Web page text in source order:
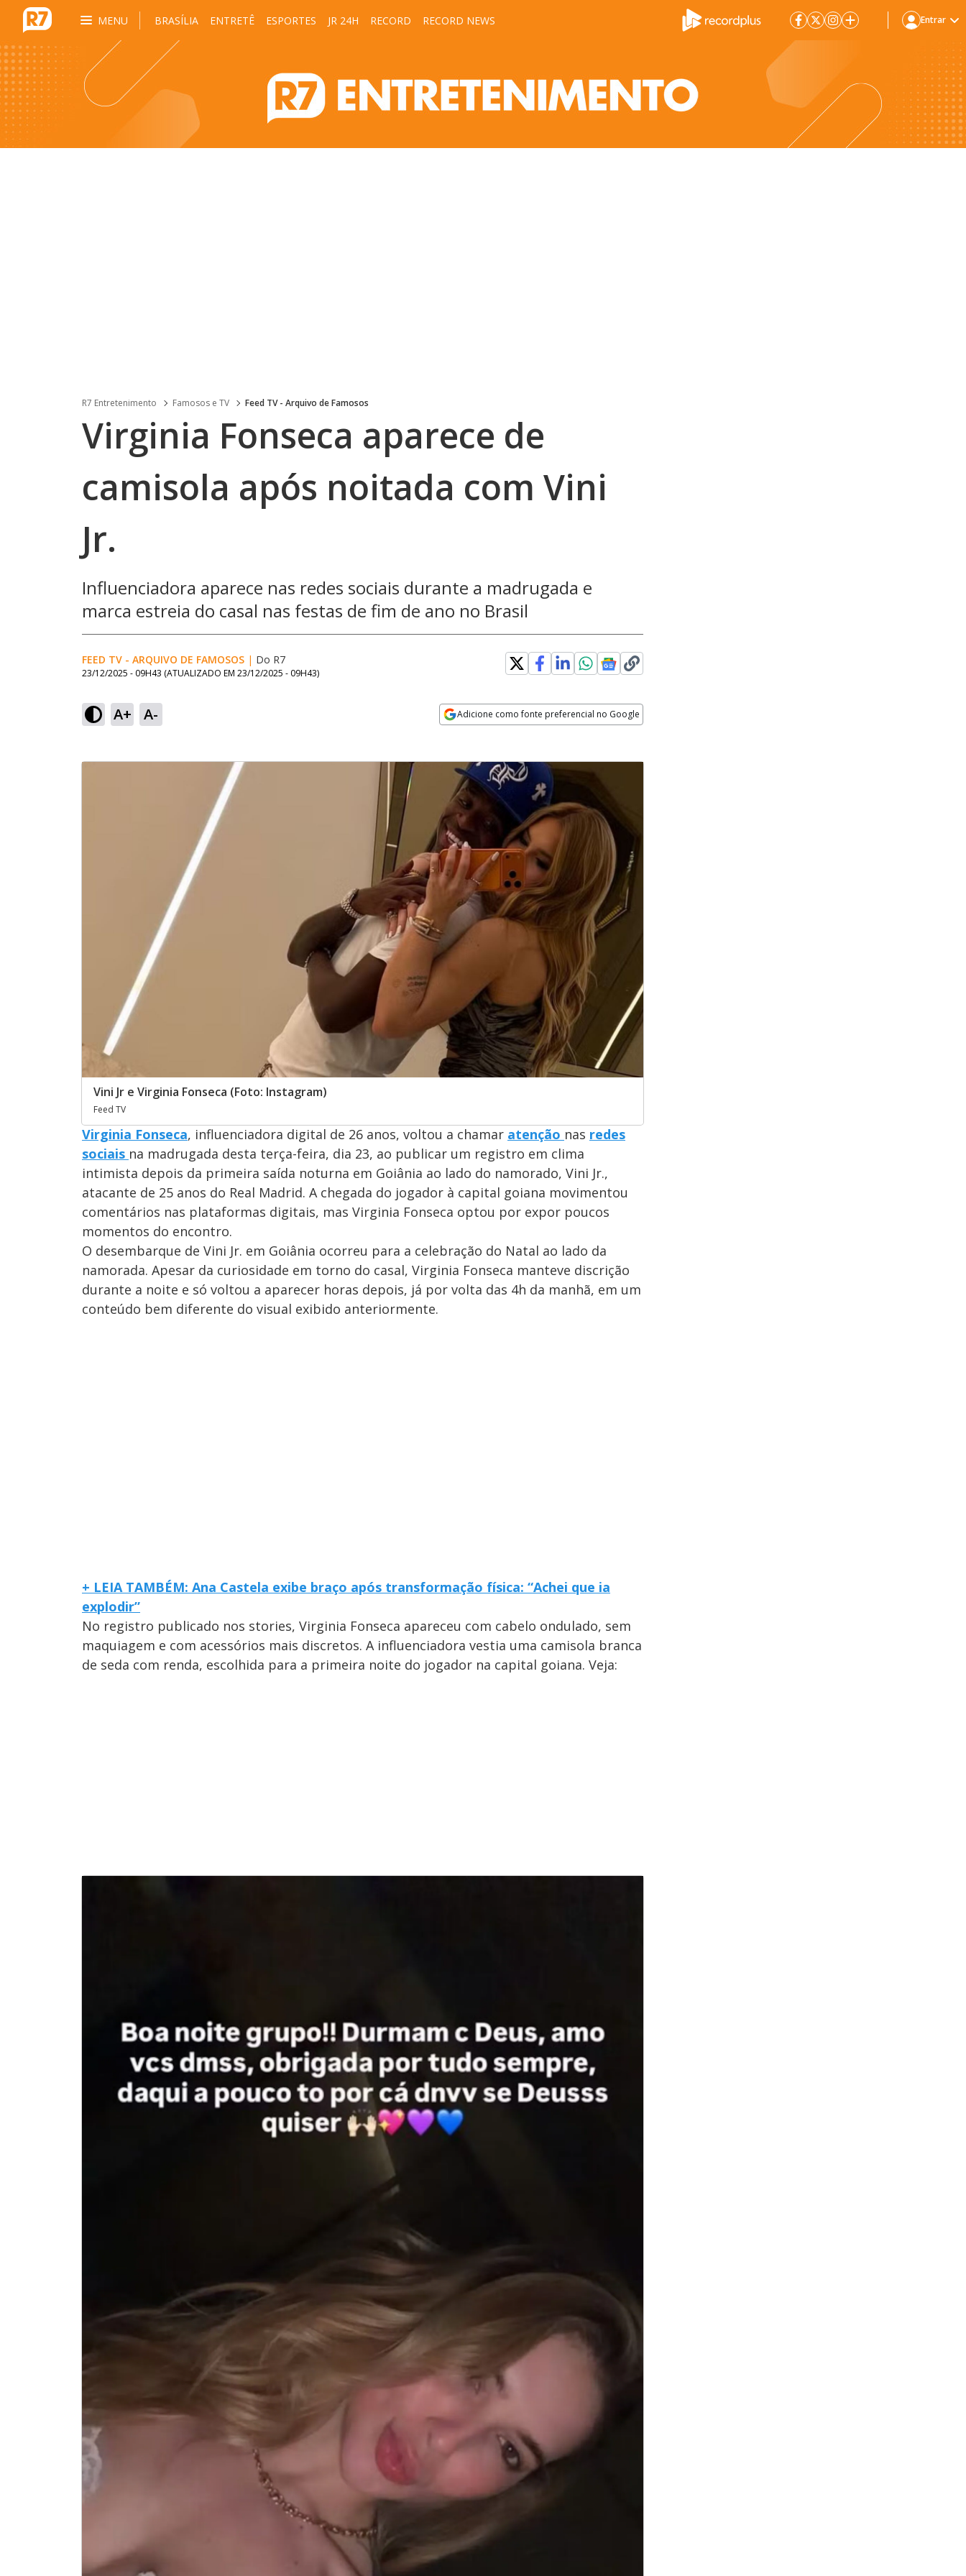
MENU BRASÍLIA ENTRETÊ ESPORTES JR 24H RECORD RECORD NEWS Entrar
R7 Entretenimento Famosos e TV Feed TV - Arquivo de Famosos
Virginia Fonseca aparece de
camisola após noitada com Vini
Jr.
Influenciadora aparece nas redes sociais durante a madrugada e
marca estreia do casal nas festas de fim de ano no Brasil
FEED TV - ARQUIVO DE FAMOSOS | Do R7
23/12/2025 - 09H43 (ATUALIZADO EM 23/12/2025 - 09H43)
A+ A- Adicione como fonte preferencial no Google
Vini Jr e Virginia Fonseca (Foto: Instagram)
Feed TV
Virginia Fonseca, influenciadora digital de 26 anos, voltou a chamar atenção nas redes
sociais na madrugada desta terça-feira, dia 23, ao publicar um registro em clima
intimista depois da primeira saída noturna em Goiânia ao lado do namorado, Vini Jr.,
atacante de 25 anos do Real Madrid. A chegada do jogador à capital goiana movimentou
comentários nas plataformas digitais, mas Virginia Fonseca optou por expor poucos
momentos do encontro.
O desembarque de Vini Jr. em Goiânia ocorreu para a celebração do Natal ao lado da
namorada. Apesar da curiosidade em torno do casal, Virginia Fonseca manteve discrição
durante a noite e só voltou a aparecer horas depois, já por volta das 4h da manhã, em um
conteúdo bem diferente do visual exibido anteriormente.
+ LEIA TAMBÉM: Ana Castela exibe braço após transformação física: “Achei que ia
explodir”
No registro publicado nos stories, Virginia Fonseca apareceu com cabelo ondulado, sem
maquiagem e com acessórios mais discretos. A influenciadora vestia uma camisola branca
de seda com renda, escolhida para a primeira noite do jogador na capital goiana. Veja: